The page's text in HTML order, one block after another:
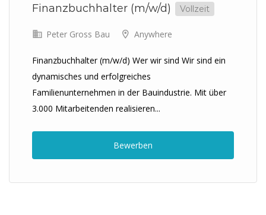
Finanzbuchhalter (m/w/d) Vollzeit
Peter Gross Bau Anywhere
Finanzbuchhalter (m/w/d) Wer wir sind Wir sind ein
dynamisches und erfolgreiches
Familienunternehmen in der Bauindustrie. Mit über
3.000 Mitarbeitenden realisieren...
Bewerben